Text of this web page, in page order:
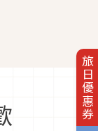
旅日優惠券